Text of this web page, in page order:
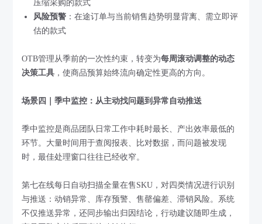
压缩采购的款式
风险预警 ：在途订单与当前销售趋势明显背离、需立即评
估的款式
OTB管理从季前的一次性约束，转变为每周滚动调整的动态
决策工具 ，使商品预算始终流向确定性更高的方向。
场景四｜季中监控：从主动找问题到异常自动推送
季中监控是商品团队日常工作中耗时最长、产出效率最低的
环节。大量时间用于查阅报表、比对数据，而问题被发现
时，最佳处理窗口往往已经收窄。
第七在线每日自动扫描全量在售SKU，对四类情况进行识别
与推送：动销异常、库存预警、售罄偏差、滞销风险。系统
不仅推送异常，还同步输出归因结论，行动建议随即生成，